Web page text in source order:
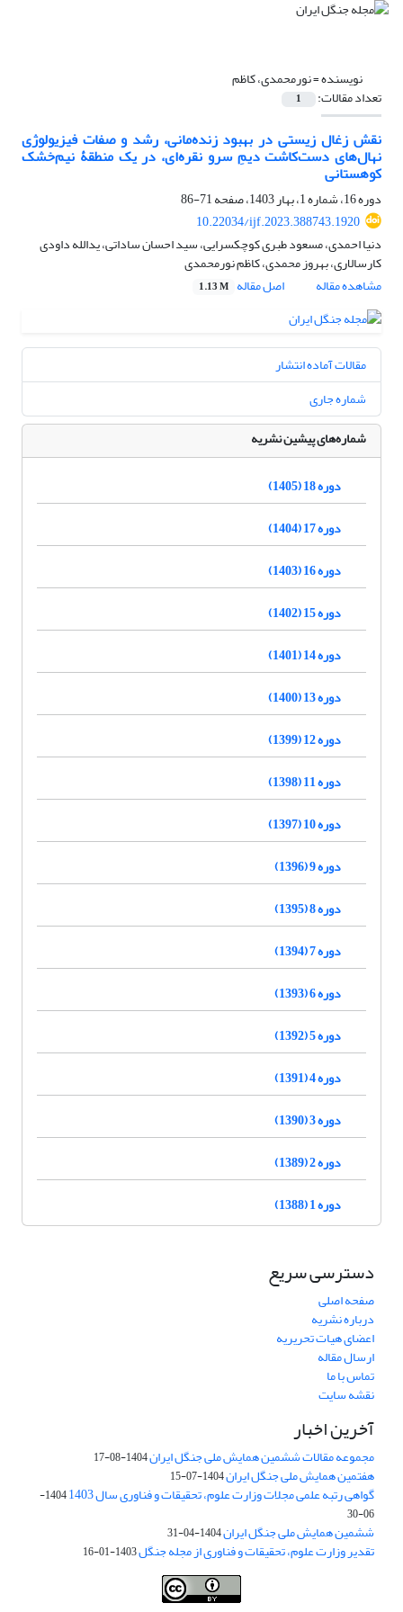
نویسنده =نورمحمدی، کاظم
تعداد مقالات: 1
نقش زغال زیستی در بهبود زنده‌مانی، رشد و صفات فیزیولوژی
نهال‌های دست‌کاشت دیمِ سرو نقره‌ای، در یک منطقۀ نیم‌خشک
کوهستانی
دوره 16، شماره 1، بهار 1403، صفحه
71-86
10.22034/ijf.2023.388743.1920
دنیا احمدی، مسعود طبری کوچکسرایی، سید احسان ساداتی، یدالله داودی
کارسالاری، بهروز محمدی، کاظم نورمحمدی
مشاهده مقاله
اصل مقاله 1.13 M
مقالات آماده انتشار
شماره جاری
شماره‌های پیشین نشریه
دوره 18 (1405)
دوره 17 (1404)
دوره 16 (1403)
دوره 15 (1402)
دوره 14 (1401)
دوره 13 (1400)
دوره 12 (1399)
دوره 11 (1398)
دوره 10 (1397)
دوره 9 (1396)
دوره 8 (1395)
دوره 7 (1394)
دوره 6 (1393)
دوره 5 (1392)
دوره 4 (1391)
دوره 3 (1390)
دوره 2 (1389)
دوره 1 (1388)
دسترسی سریع
صفحه اصلی
درباره نشریه
اعضای هیات تحریریه
ارسال مقاله
تماس با ما
نقشه سایت
آخرین اخبار
مجموعه مقالات ششمین همایش ملی جنگل ایران1404-08-17
هفتمین همایش ملی جنگل ایران1404-07-15
گواهی رتبه علمی مجلات وزارت علوم، تحقیقات و فناوری سال 1403
1404-
06-30
ششمین همایش ملی جنگل ایران1404-04-31
تقدیر وزارت علوم، تحقیقات و فناوری از مجله جنگل1403-01-16